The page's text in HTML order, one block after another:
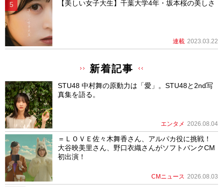
【美しい女子大生】千葉大学4年・坂本桜の美しさ
連載 2023.03.22
新着記事
STU48 中村舞の原動力は「愛」。STU48と2nd写
真集を語る。
エンタメ 2026.08.04
＝ＬＯＶＥ佐々木舞香さん、アルパカ役に挑戦！
大谷映美里さん、野口衣織さんがソフトバンクCM
初出演！
CMニュース 2026.08.03